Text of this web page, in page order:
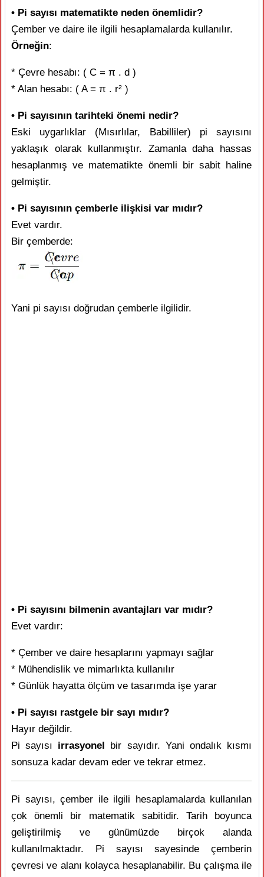
• Pi sayısı matematikte neden önemlidir?
Çember ve daire ile ilgili hesaplamalarda kullanılır.
Örneğin:
* Çevre hesabı: ( C = π . d )
* Alan hesabı: ( A = π . r² )
• Pi sayısının tarihteki önemi nedir?
Eski uygarlıklar (Mısırlılar, Babilliler) pi sayısını
yaklaşık olarak kullanmıştır. Zamanla daha hassas
hesaplanmış ve matematikte önemli bir sabit haline
gelmiştir.
• Pi sayısının çemberle ilişkisi var mıdır?
Evet vardır.
Bir çemberde:
Yani pi sayısı doğrudan çemberle ilgilidir.
• Pi sayısını bilmenin avantajları var mıdır?
Evet vardır:
* Çember ve daire hesaplarını yapmayı sağlar
* Mühendislik ve mimarlıkta kullanılır
* Günlük hayatta ölçüm ve tasarımda işe yarar
• Pi sayısı rastgele bir sayı mıdır?
Hayır değildir.
Pi sayısı irrasyonel bir sayıdır. Yani ondalık kısmı
sonsuza kadar devam eder ve tekrar etmez.
Pi sayısı, çember ile ilgili hesaplamalarda kullanılan
çok önemli bir matematik sabitidir. Tarih boyunca
geliştirilmiş ve günümüzde birçok alanda
kullanılmaktadır. Pi sayısı sayesinde çemberin
çevresi ve alanı kolayca hesaplanabilir. Bu çalışma ile